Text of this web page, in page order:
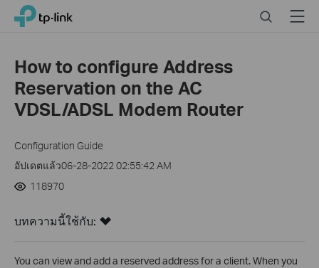
Click
navigation
TP-Link, Reliably Smart SearchMenu
How to configure Address
Reservation on the AC
VDSL/ADSL Modem Router
Configuration Guide
อัปเดตแล้ว06-28-2022 02:55:42 AM
118970
บทความนี้ใช้กับ:
You can view and add a reserved address for a client. When you